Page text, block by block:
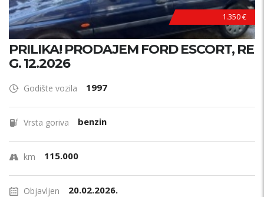
1.350 €
PRILIKA! PRODAJEM FORD ESCORT, RE
G. 12.2026
Godište vozila 1997
Vrsta goriva benzin
km 115.000
Objavljen 20.02.2026.